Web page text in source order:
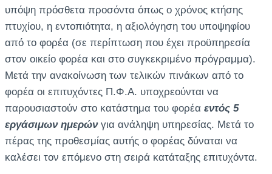
υπόψη πρόσθετα προσόντα όπως ο χρόνος κτήσης
πτυχίου, η εντοπιότητα, η αξιολόγηση του υποψηφίου
από το φορέα (σε περίπτωση που έχει προϋπηρεσία
στον οικείο φορέα και στο συγκεκριμένο πρόγραμμα).
Μετά την ανακοίνωση των τελικών πινάκων από το
φορέα οι επιτυχόντες Π.Φ.Α. υποχρεούνται να
παρουσιαστούν στο κατάστημα του φορέα εντός 5
εργάσιμων ημερών για ανάληψη υπηρεσίας. Μετά το
πέρας της προθεσμίας αυτής ο φορέας δύναται να
καλέσει τον επόμενο στη σειρά κατάταξης επιτυχόντα.